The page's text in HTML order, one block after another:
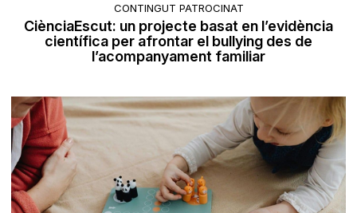
CONTINGUT PATROCINAT
CiènciaEscut: un projecte basat en l’evidència
científica per afrontar el bullying des de
l’acompanyament familiar